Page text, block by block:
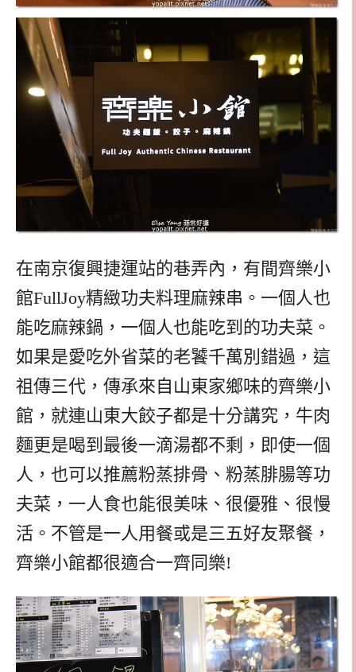
在南京復興捷運站的巷弄內，有間齊樂小
館FullJoy精緻功夫料理麻辣串。一個人也
能吃麻辣鍋，一個人也能吃到的功夫菜。
如果是愛吃外省菜的老饕千萬別錯過，這
祖傳三代，傳承來自山東家鄉味的齊樂小
館，就連山東大餃子都是十分講究，牛肉
麵更是喝到最後一滴湯都不剩，即使一個
人，也可以推薦粉蒸排骨、粉蒸腓腸等功
夫菜，一人食也能很美味、很優雅、很慢
活。不管是一人用餐或是三五好友聚餐，
齊樂小館都很適合一齊同樂!